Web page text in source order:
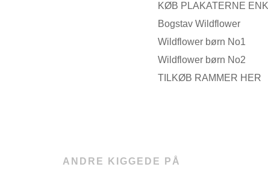
KØB PLAKATERNE
Bogstav Wildflower
Wildflower børn No1
Wildflower børn No2
TILKØB RAMMER HER
ANDRE KIGGEDE PÅ